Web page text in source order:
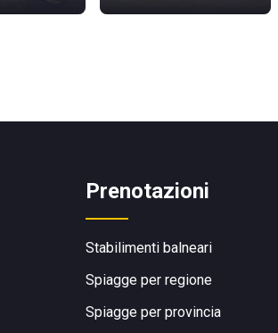
Prenotazioni
Stabilimenti balneari
Spiagge per regione
Spiagge per provincia